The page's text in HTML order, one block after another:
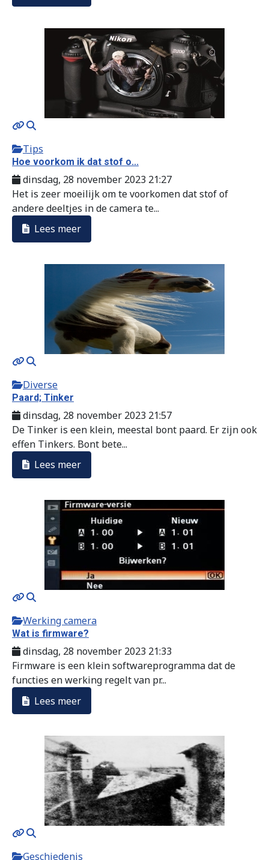
Tips
Hoe voorkom ik dat stof o...
dinsdag, 28 november 2023 21:27
Het is zeer moeilijk om te voorkomen dat stof of
andere deeltjes in de camera te...
Lees meer
Diverse
Paard; Tinker
dinsdag, 28 november 2023 21:57
De Tinker is een klein, meestal bont paard. Er zijn ook
effen Tinkers. Bont bete...
Lees meer
Werking camera
Wat is firmware?
dinsdag, 28 november 2023 21:33
Firmware is een klein softwareprogramma dat de
functies en werking regelt van pr...
Lees meer
Geschiedenis